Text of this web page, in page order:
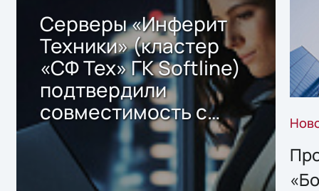
Серверы «Инферит
Техники» (кластер
«СФ Тех» ГК Softline)
подтвердили
совместимость с
решением Sharx
Storage 2.x для
хранения данных